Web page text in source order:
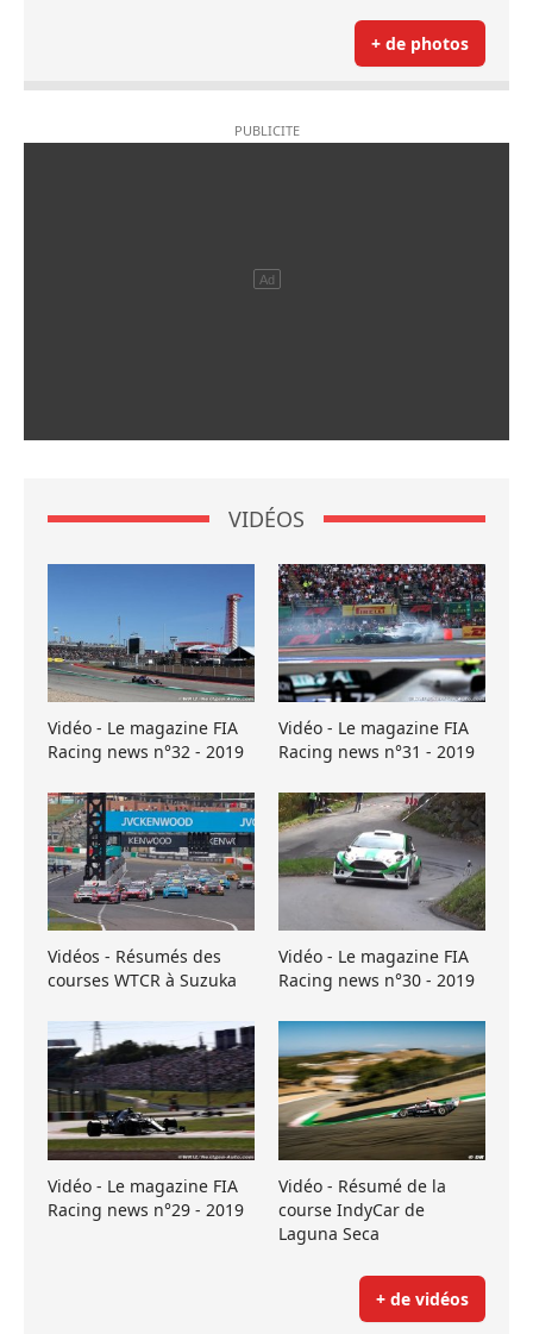
+ de photos
VIDÉOS
Vidéo - Le magazine FIA
Racing news n°32 - 2019
Vidéo - Le magazine FIA
Racing news n°31 - 2019
Vidéos - Résumés des
courses WTCR à Suzuka
Vidéo - Le magazine FIA
Racing news n°30 - 2019
Vidéo - Le magazine FIA
Racing news n°29 - 2019
Vidéo - Résumé de la
course IndyCar de
Laguna Seca
+ de vidéos